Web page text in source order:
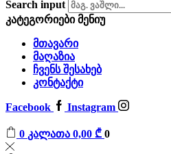
Search input
კატეგორიებიმენიუ
მთავარი
მაღაზია
ჩვენს შესახებ
კონტაქტი
Facebook Instagram
0 კალათა 0,00 ₾ 0